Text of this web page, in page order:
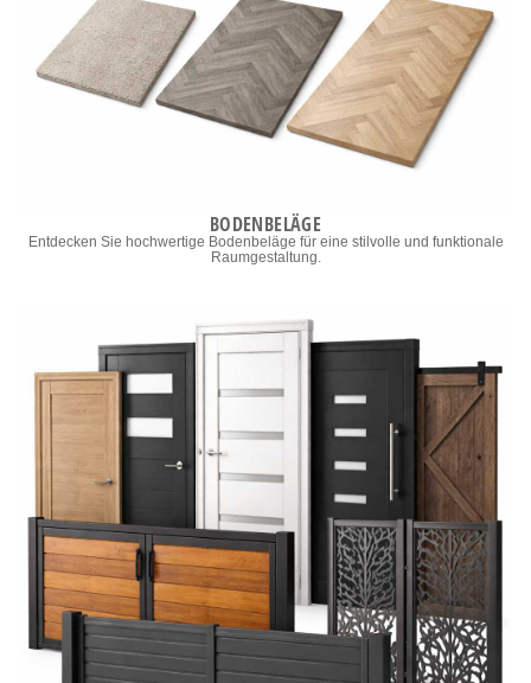
BODENBELÄGE
Entdecken Sie hochwertige Bodenbeläge für eine stilvolle und funktionale
Raumgestaltung.